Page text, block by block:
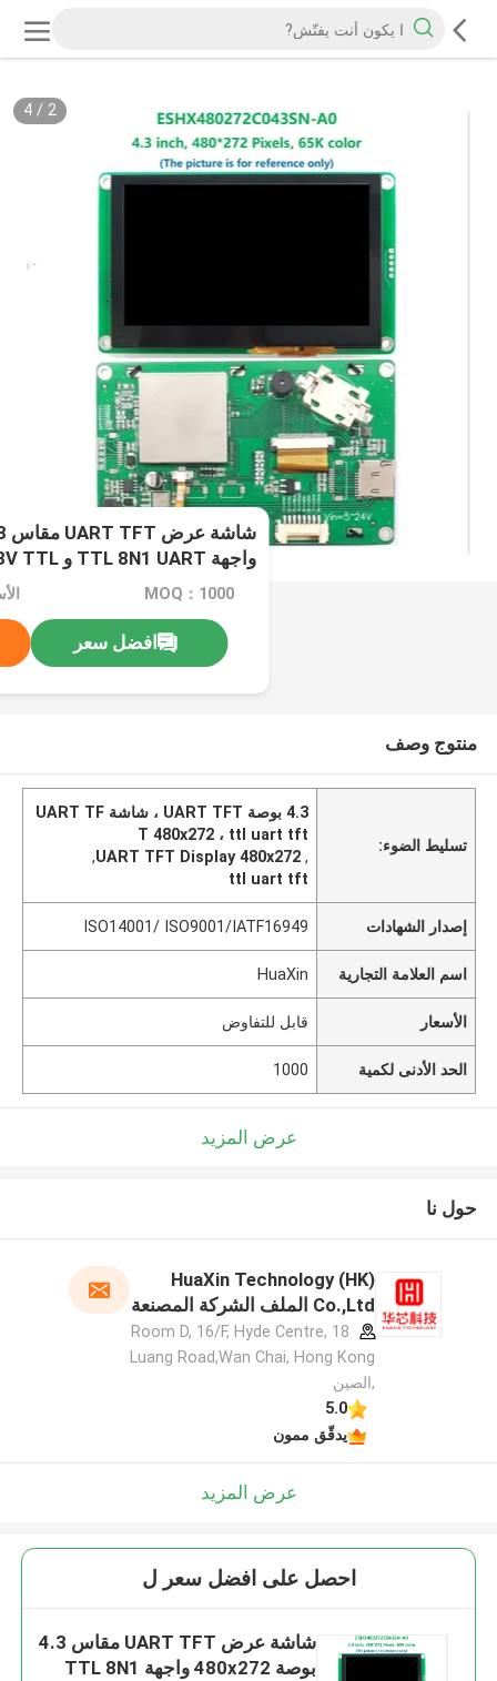
2
/
4
واجهة TTL 8N1 UART و CMOS / 3.3V TTL
MOQ：1000
افضل سعر
منتوج وصف
تسليط الضوء:
4.3 بوصة UART TFT ، شاشة UART TF
T 480x272 ، ttl uart tft
,
UART TFT Display 480x272
,
ttl uart tft
إصدار الشهادات ISO14001/ ISO9001/IATF16949
اسم العلامة التجارية HuaXin
الأسعار قابل للتفاوض
الحد الأدنى لكمية 1000
عرض المزيد
حول نا
HuaXin Technology (HK)
Co.,Ltd الملف الشركة المصنعة
Room D, 16/F, Hyde Centre, 18
Luang Road,Wan Chai, Hong Kong
,الصين
5.0
يدقّق ممون
عرض المزيد
احصل على افضل سعر ل
شاشة عرض UART TFT مقاس 4.3
بوصة 480x272 واجهة TTL 8N1